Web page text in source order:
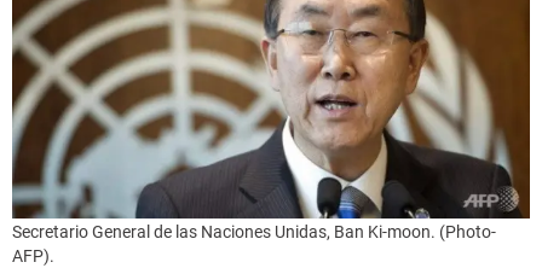
Secretario General de las Naciones Unidas, Ban Ki-moon. (Photo-
AFP).